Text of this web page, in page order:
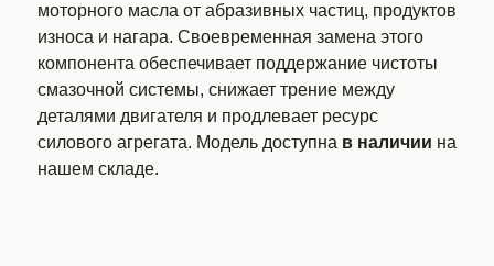
моторного масла от абразивных частиц, продуктов
износа и нагара. Своевременная замена этого
компонента обеспечивает поддержание чистоты
смазочной системы, снижает трение между
деталями двигателя и продлевает ресурс
силового агрегата. Модель доступна в наличии на
нашем складе.